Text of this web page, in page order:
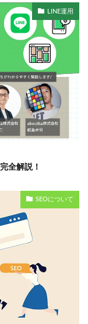
LINE運用
全解説！
SEOについて